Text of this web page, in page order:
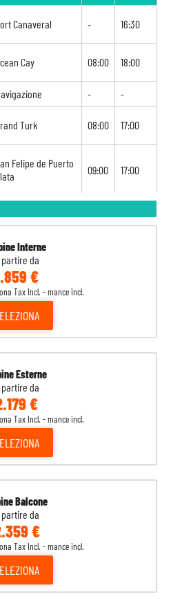
Interne
partire da
€
Tax Incl. - mance incl.
Esterne
partire da
€
Tax Incl. - mance incl.
Balcone
partire da
€
Tax Incl. - mance incl.
Canaveral - 16:30
Cay 08:00 18:00
- -
Turk 08:00 17:00
Felipe de Puerto
09:00 17:00
Nassau
Canaveral
Cay
Maya
07:00 15:00
Canaveral